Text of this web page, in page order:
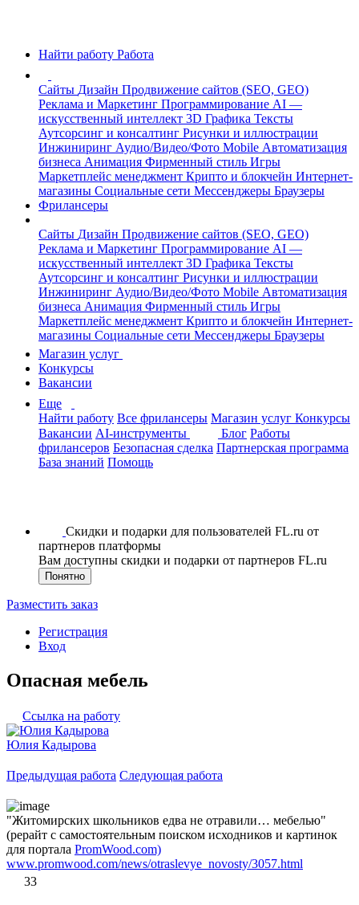
Найти работу Работа
Сайты Дизайн Продвижение сайтов (SEO, GEO)
Реклама и Маркетинг Программирование AI —
искусственный интеллект 3D Графика Тексты
Аутсорсинг и консалтинг Рисунки и иллюстрации
Инжиниринг Аудио/Видео/Фото Mobile Автоматизация
бизнеса Анимация Фирменный стиль Игры
Маркетплейс менеджмент Крипто и блокчейн Интернет-
магазины Социальные сети Мессенджеры Браузеры
Фрилансеры
Сайты Дизайн Продвижение сайтов (SEO, GEO)
Реклама и Маркетинг Программирование AI —
искусственный интеллект 3D Графика Тексты
Аутсорсинг и консалтинг Рисунки и иллюстрации
Инжиниринг Аудио/Видео/Фото Mobile Автоматизация
бизнеса Анимация Фирменный стиль Игры
Маркетплейс менеджмент Крипто и блокчейн Интернет-
магазины Социальные сети Мессенджеры Браузеры
Магазин услуг
Конкурсы
Вакансии
Еще
Найти работу Все фрилансеры Магазин услуг Конкурсы
Вакансии AI-инструменты Блог Работы
фрилансеров Безопасная сделка Партнерская программа
База знаний Помощь
Скидки и подарки для пользователей FL.ru от
партнеров платформы
Вам доступны скидки и подарки от партнеров FL.ru
Понятно
Разместить заказ
Регистрация
Вход
Опасная мебель
Ссылка на работу
Юлия Кадырова
Предыдущая работа Следующая работа
"Житомирских школьников едва не отравили… мебелью"
(рерайт с самостоятельным поиском исходников и картинок
для портала PromWood.com)
www.promwood.com/news/otraslevye_novosty/3057.html
33